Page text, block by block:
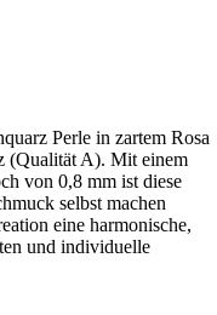
Perle in zartem Rosa
(Qualität A). Mit einem
von 0,8 mm ist diese
selbst machen
eine harmonische,
und individuelle